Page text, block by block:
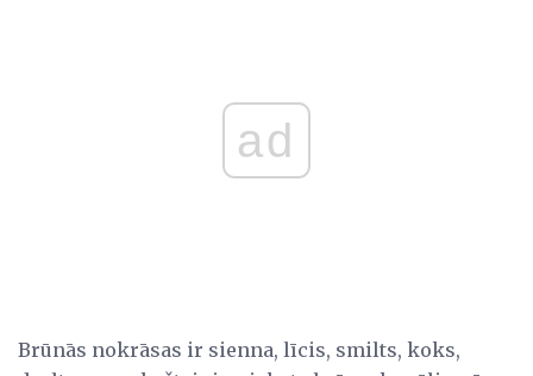
ad
Brūnās nokrāsas ir sienna, līcis, smilts, koks,